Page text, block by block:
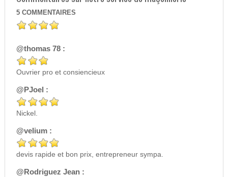
5 COMMENTAIRES
@thomas 78 :
Ouvrier pro et consiencieux
@PJoel :
Nickel.
@velium :
devis rapide et bon prix, entrepreneur sympa.
@Rodriguez Jean :